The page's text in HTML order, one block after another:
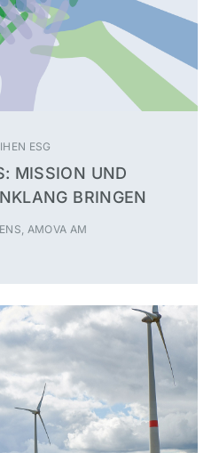
ESG
MISSION UND
BRINGEN
AMOVA AM